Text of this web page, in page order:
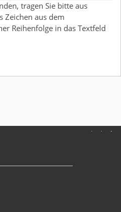
tragen Sie bitte aus
Zeichen aus dem
Reihenfolge in das Textfeld